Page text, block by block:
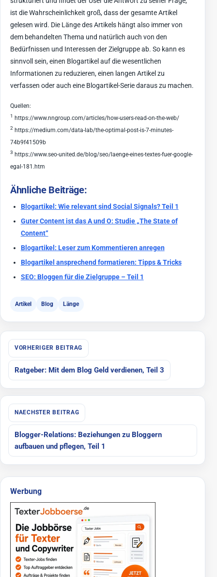
ist die Wahrscheinlichkeit groß, dass der gesamte Artikel
gelesen wird. Die Länge des Artikels hängt also immer von
dem behandelten Thema und natürlich auch von den
Bedürfnissen und Interessen der Zielgruppe ab. So kann es
sinnvoll sein, einen Blogartikel auf die wesentlichen
Informationen zu reduzieren, einen langen Artikel zu
verfassen oder auch eine Blogartikel-Serie daraus zu machen.
Quellen:
1 https://www.nngroup.com/articles/how-users-read-on-the-web/
2 https://medium.com/data-lab/the-optimal-post-is-7-minutes-
74b9f41509b
3 https://www.seo-united.de/blog/seo/laenge-eines-textes-fuer-google-
egal-181.htm
Ähnliche Beiträge:
Blogartikel: Wie relevant sind Social Signals? Teil 1
Guter Content ist das A und O: Studie „The State of
Content“
Blogartikel: Leser zum Kommentieren anregen
Blogartikel ansprechend formatieren: Tipps & Tricks
SEO: Bloggen für die Zielgruppe – Teil 1
Artikel Blog Länge
Beitragsnavigation
VORHERIGER BEITRAG
Ratgeber: Mit dem Blog Geld verdienen, Teil 3
NAECHSTER BEITRAG
Blogger-Relations: Beziehungen zu Bloggern
aufbauen und pflegen, Teil 1
Werbung